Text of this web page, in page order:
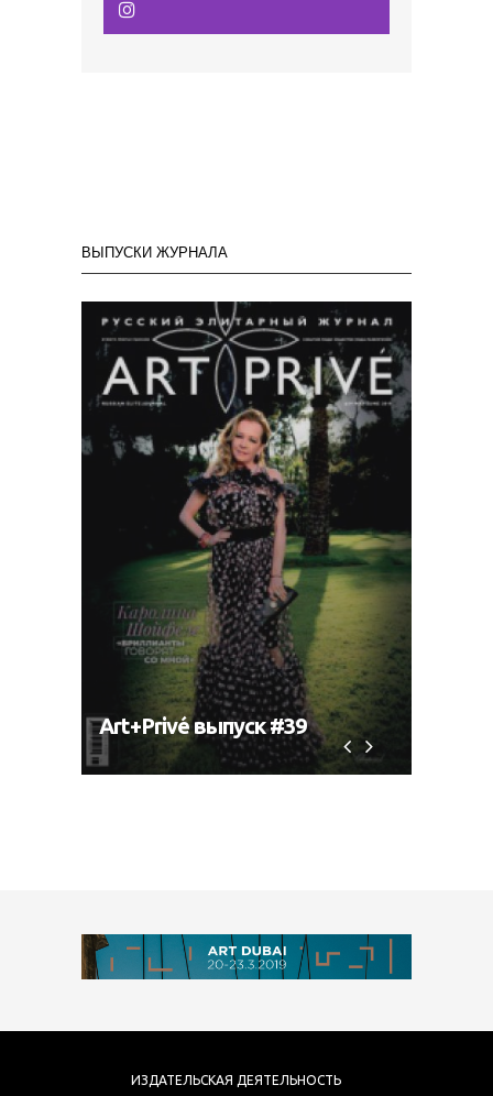
ВЫПУСКИ ЖУРНАЛА
Art+Privé выпуск #39
ИЗДАТЕЛЬСКАЯ ДЕЯТЕЛЬНОСТЬ